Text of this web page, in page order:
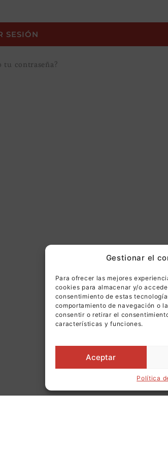
Gestionar el
Para ofrecer las mejores
cookies para almacenar y/o
consentimiento de estas
comportamiento de navegación o
consentir o retirar el
características y funciones.
Aceptar
Política
tu contraseña?